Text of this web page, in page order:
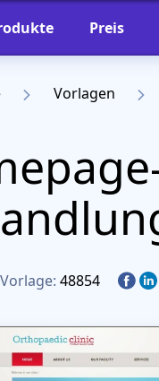
Preis
Vorlagen
Vorlage: 48854